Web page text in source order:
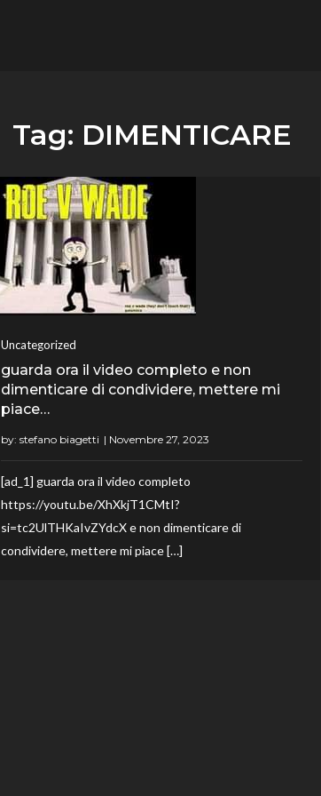
Tag: DIMENTICARE
Uncategorized
guarda ora il video completo e non
dimenticare di condividere, mettere mi
piace…
by: stefano biagetti
[ad_1] guarda ora il video completo
https://youtu.be/XhXkjT1CMtI?
si=tc2UlTHKaIvZYdcX e non dimenticare di
condividere, mettere mi piace […]